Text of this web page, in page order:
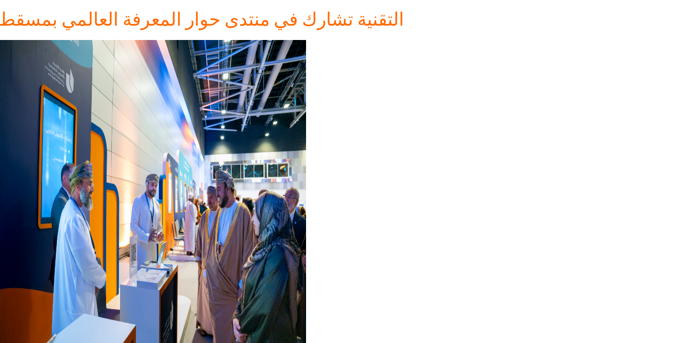
التقنية تشارك في منتدى حوار المعرفة العالمي